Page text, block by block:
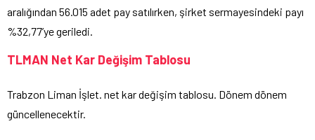
aralığından 56.015 adet pay satılırken, şirket sermayesindeki payı
%32,77’ye geriledi.
TLMAN Net Kar Değişim Tablosu
Trabzon Liman İşlet. net kar değişim tablosu. Dönem dönem
güncellenecektir.